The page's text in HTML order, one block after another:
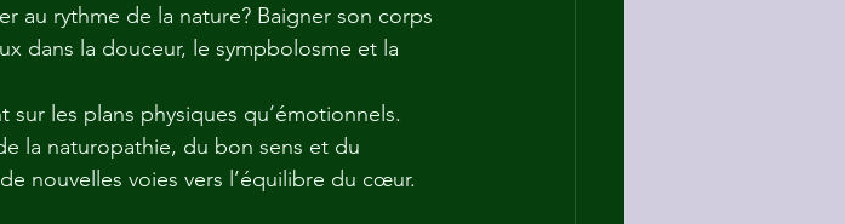
au rythme de la nature? Baigner son corps
dans la douceur, le sympbolosme et la
les plans physiques qu’émotionnels.
la naturopathie, du bon sens et du
nouvelles voies vers l’équilibre du cœur.